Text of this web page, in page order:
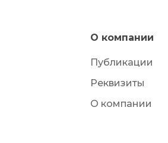
О компании
Публикации
Реквизиты
О компании